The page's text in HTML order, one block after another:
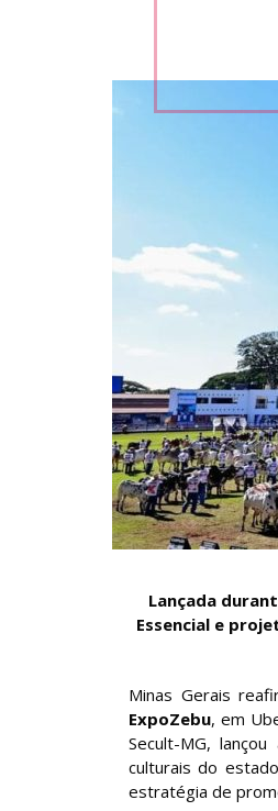
Lançada
Essencial e
Minas Gerais
ExpoZebu, em
Secult-MG,
culturais do
estratégia de